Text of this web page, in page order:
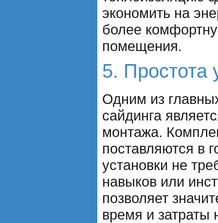
экономить на
более
помещения.
5. Простота
Одним из
сайдинга
монтажа.
поставляются в
установки не
навыков или
позволяет
время и